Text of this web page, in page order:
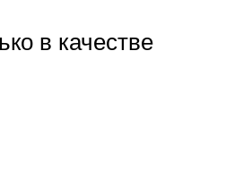
в качестве